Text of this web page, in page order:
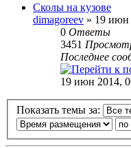
Сколы на кузове
dimagoreev » 19 июн
0 Ответы
3451
Последнее
19 июн 2014,
Показать темы за: